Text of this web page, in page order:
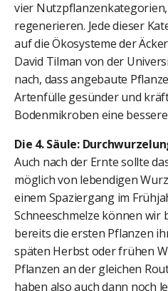
vier
regenerieren. Jede dieser
auf die Ökosysteme der
David Tilman von der
nach, dass angebaute
Artenfülle gesünder und
Bodenmikroben eine
Die 4. Säule:
Auch nach der Ernte sollte
möglich von lebendigen
einem Spaziergang im
Schneeschmelze können wir
bereits die ersten Pflanzen
späten Herbst oder frühen
Pflanzen an der gleichen
haben also auch dann noch